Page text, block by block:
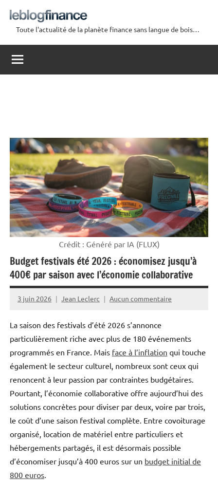
contenu
Le
Blog
Finance
Toute l'actualité de la planète finance sans langue de bois…
Crédit : Généré par IA (FLUX)
Budget festivals été 2026 : économisez jusqu’à
400€ par saison avec l’économie collaborative
3 juin 2026 Jean Leclerc Aucun commentaire
La saison des festivals d’été 2026 s’annonce
particulièrement riche avec plus de 180 événements
programmés en France. Mais face à l’inflation qui touche
également le secteur culturel, nombreux sont ceux qui
renoncent à leur passion par contraintes budgétaires.
Pourtant, l’économie collaborative offre aujourd’hui des
solutions concrètes pour diviser par deux, voire par trois,
le coût d’une saison festival complète. Entre covoiturage
organisé, location de matériel entre particuliers et
hébergements partagés, il est désormais possible
d’économiser jusqu’à 400 euros sur un budget initial de
800 euros